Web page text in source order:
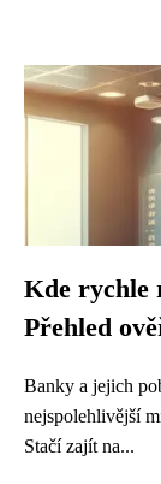
Kde rychle
Přehled
Banky a jejich
nejspolehlivější
Stačí zajít na...